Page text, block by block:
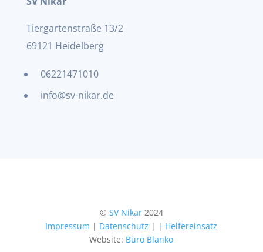
Tiergartenstraße 13/2
69121 Heidelberg
06221471010
info@sv-nikar.de
© SV Nikar2024
Impressum | Datenschutz | | Helfereinsatz
Website: Büro Blanko